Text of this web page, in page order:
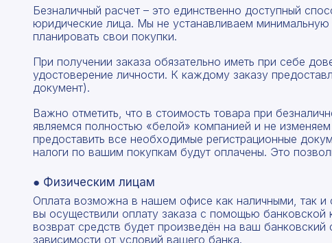
Безналичный расчет – это единственно доступный
юридические лица. Мы не устанавливаем
планировать свои покупки.
При получении заказа обязательно иметь при себе
удостоверение личности. К каждому заказу
документ).
Важно отметить, что в стоимость товара при
являемся полностью «белой» компанией и не
предоставить все необходимые регистрационные
налоги по вашим покупкам будут оплачены. Это
● Физическим лицам
Оплата возможна в нашем офисе как наличными, так и
вы осуществили оплату заказа с помощью банковской
возврат средств будет произведён на ваш
зависимости от условий вашего банка.